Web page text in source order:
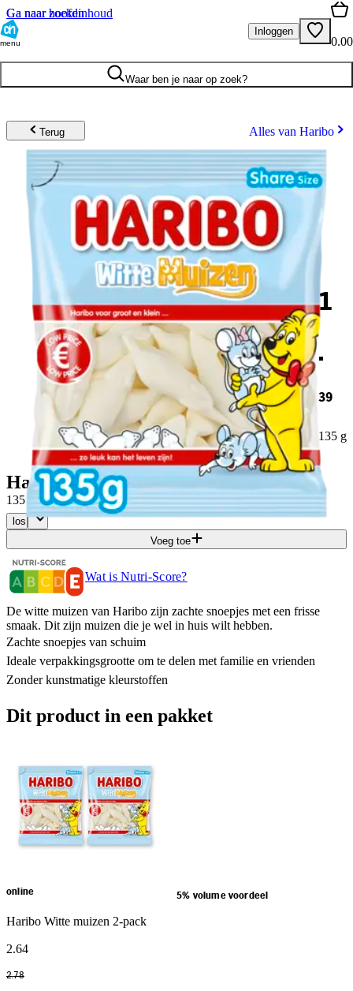
Ga naar hoofdinhoud
Ga naar zoeken
menu
Inloggen
0.00
Waar ben je naar op zoek?
Terug Alles van Haribo
1
.
39
135 g
Haribo Witte muizen
135 g ·Prijs per KG€10,30
los
Voeg toe
Wat is Nutri-Score?
De witte muizen van Haribo zijn zachte snoepjes met een frisse
smaak. Dit zijn muizen die je wel in huis wilt hebben.
Zachte snoepjes van schuim
Ideale verpakkingsgrootte om te delen met familie en vrienden
Zonder kunstmatige kleurstoffen
Dit product in een pakket
online 5% volume voordeel
Haribo Witte muizen 2-pack
2.64
2.78